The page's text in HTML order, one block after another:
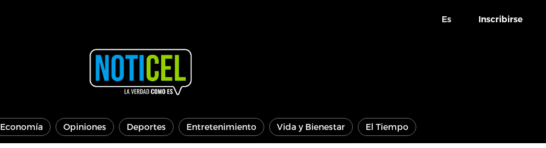
Es Inscribirse
Economía Opiniones Deportes Entretenimiento Vida y Bienestar El Tiempo